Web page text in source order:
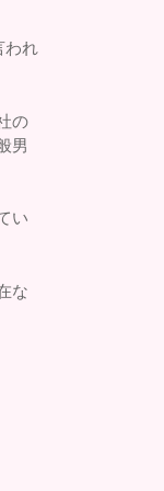
われ
の
男
い
な